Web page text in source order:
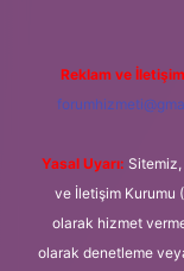
Reklam ve
Yasal Uyarı:
ve İletişim Kurumu
olarak hizmet
olarak denetleme